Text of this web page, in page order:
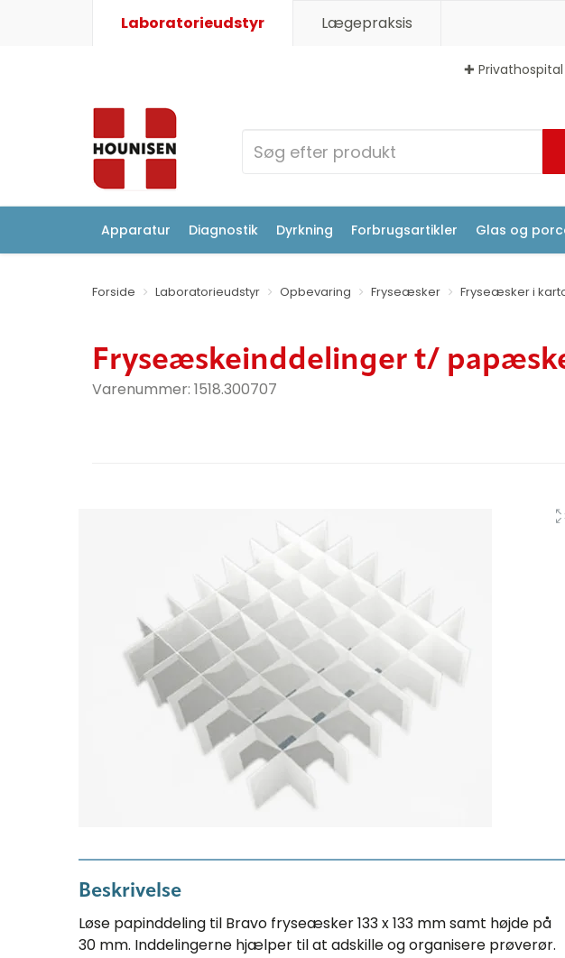
Laboratorieudstyr Lægepraksis
✚ Privathospital
Apparatur Diagnostik Dyrkning Forbrugsartikler Glas og
Forside Laboratorieudstyr Opbevaring Fryseæsker Fryseæsker i
Fryseæskeinddelinger t/
Varenummer: 1518.300707
Beskrivelse
Løse papinddeling til Bravo fryseæsker 133 x 133 mm samt højde på
30 mm. Inddelingerne hjælper til at adskille og organisere prøverør.